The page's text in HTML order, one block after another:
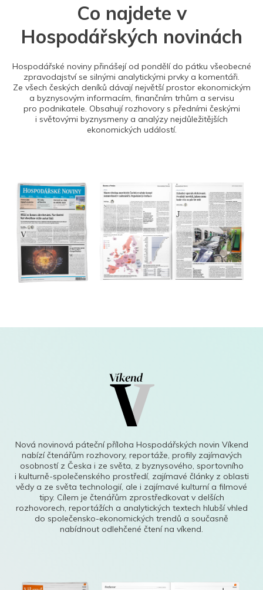
Co najdete v
Hospodářských novinách
Hospodářské noviny přinášejí od pondělí do pátku všeobecné
zpravodajství se silnými analytickými prvky a komentáři.
Ze všech českých deníků dávají největší prostor ekonomickým
a byznysovým informacím, finančním trhům a servisu
pro podnikatele. Obsahují rozhovory s předními českými
i světovými byznysmeny a analýzy nejdůležitějších
ekonomických událostí.
Nová novinová páteční příloha Hospodářských novin Víkend
nabízí čtenářům rozhovory, reportáže, profily zajímavých
osobností z Česka i ze světa, z byznysového, sportovního
i kulturně-společenského prostředí, zajímavé články z oblasti
vědy a ze světa technologií, ale i zajímavé kulturní a filmové
tipy. Cílem je čtenářům zprostředkovat v delších
rozhovorech, reportážích a analytických textech hlubší vhled
do společensko-ekonomických trendů a současně
nabídnout odlehčené čtení na víkend.